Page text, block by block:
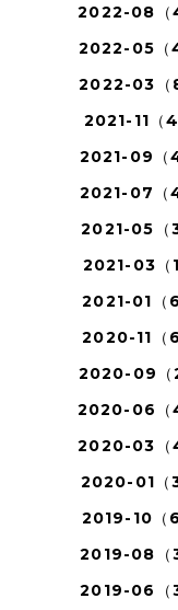
2022-08（4
2022-05（4
2022-03（8
2021-11（4
2021-09（4
2021-07（4
2021-05（3
2021-03（1
2021-01（6
2020-11（6
2020-09（2
2020-06（4
2020-03（4
2020-01（3
2019-10（6
2019-08（3
2019-06（3